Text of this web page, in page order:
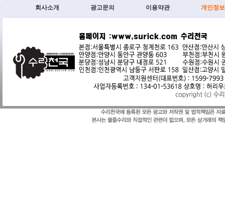
회사소개 광고문의 이용약관 개인정